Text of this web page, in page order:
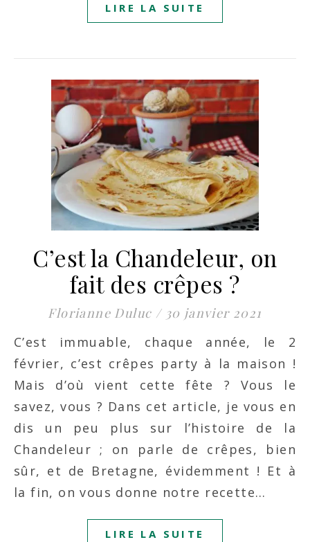
LIRE LA SUITE
C’est la Chandeleur, on
fait des crêpes ?
Florianne Duluc / 30 janvier 2021
C’est immuable, chaque année, le 2
février, c’est crêpes party à la maison !
Mais d’où vient cette fête ? Vous le
savez, vous ? Dans cet article, je vous en
dis un peu plus sur l’histoire de la
Chandeleur ; on parle de crêpes, bien
sûr, et de Bretagne, évidemment ! Et à
la fin, on vous donne notre recette…
LIRE LA SUITE